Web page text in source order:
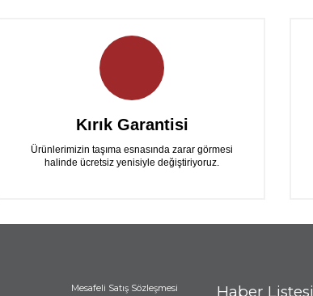
Kırık Garantisi
Ürünlerimizin taşıma esnasında zarar görmesi
halinde ücretsiz yenisiyle değiştiriyoruz.
Mesafeli Satış Sözleşmesi Haber Listesi